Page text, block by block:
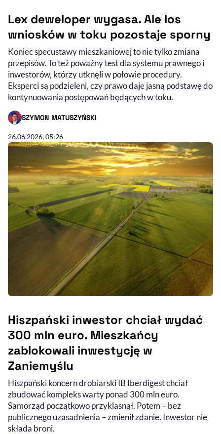
Lex deweloper wygasa. Ale los
wniosków w toku pozostaje sporny
Koniec specustawy mieszkaniowej to nie tylko zmiana
przepisów. To też poważny test dla systemu prawnego i
inwestorów, którzy utknęli w połowie procedury.
Eksperci są podzieleni, czy prawo daje jasną podstawę do
kontynuowania postępowań będących w toku.
SZYMON MATUSZYŃSKI
- AUTOR ARTYKUŁU - PROFIL
26.06.2026, 05:26
Hiszpański inwestor chciał wydać
300 mln euro. Mieszkańcy
zablokowali inwestycję w
Zaniemyślu
Hiszpański koncern drobiarski IB Iberdigest chciał
zbudować kompleks warty ponad 300 mln euro.
Samorząd początkowo przyklasnął. Potem – bez
publicznego uzasadnienia – zmienił zdanie. Inwestor nie
składa broni.